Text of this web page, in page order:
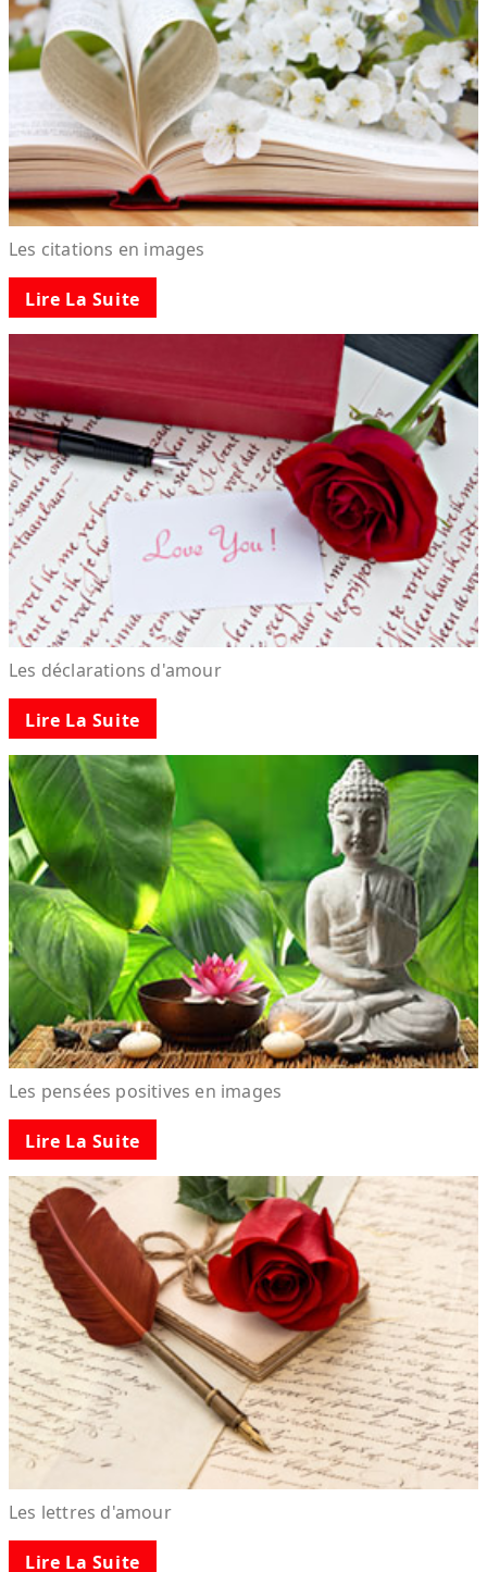
Les citations en images
Lire La Suite
Les déclarations d'amour
Lire La Suite
Les pensées positives en images
Lire La Suite
Les lettres d'amour
Lire La Suite